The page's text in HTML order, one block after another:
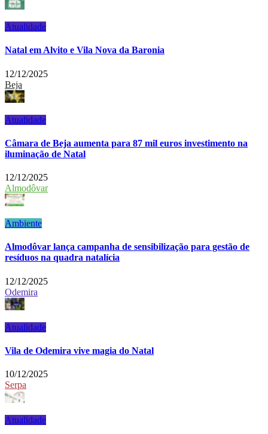
Atualidade
Natal em Alvito e Vila Nova da Baronia
12/12/2025
Beja
Atualidade
Câmara de Beja aumenta para 87 mil euros investimento na
iluminação de Natal
12/12/2025
Almodôvar
Ambiente
Almodôvar lança campanha de sensibilização para gestão de
resíduos na quadra natalícia
12/12/2025
Odemira
Atualidade
Vila de Odemira vive magia do Natal
10/12/2025
Serpa
Atualidade